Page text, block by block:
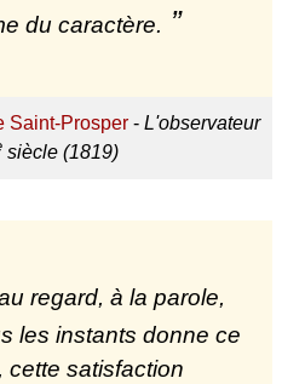
du caractère.
Saint-Prosper -L'observateur
siècle (1819)
regard, à la parole,
les instants donne ce
cette satisfaction